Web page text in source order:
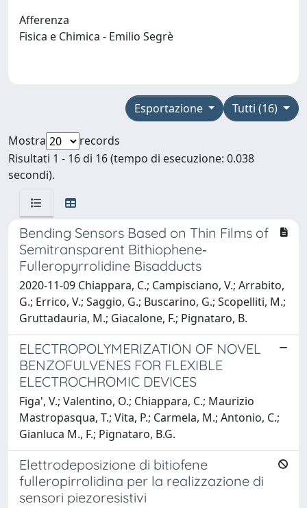
Afferenza
Fisica e Chimica - Emilio Segrè
Tutti (16)
Esportazione
Mostra
records
Risultati 1 - 16 di 16 (tempo di esecuzione: 0.038
secondi).
Bending Sensors Based on Thin Films of
Semitransparent Bithiophene‐
Fulleropyrrolidine Bisadducts
2020-11-09 Chiappara, C.; Campisciano, V.; Arrabito,
G.; Errico, V.; Saggio, G.; Buscarino, G.; Scopelliti, M.;
Gruttadauria, M.; Giacalone, F.; Pignataro, B.
ELECTROPOLYMERIZATION OF NOVEL
BENZOFULVENES FOR FLEXIBLE
ELECTROCHROMIC DEVICES
Figa', V.; Valentino, O.; Chiappara, C.; Maurizio
Mastropasqua, T.; Vita, P.; Carmela, M.; Antonio, C.;
Gianluca M., F.; Pignataro, B.G.
Elettrodeposizione di bitiofene
fulleropirrolidina per la realizzazione di
sensori piezoresistivi